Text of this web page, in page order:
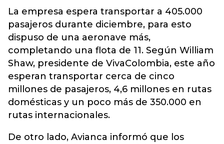
La empresa espera transportar a 405.000
pasajeros durante diciembre, para esto
dispuso de una aeronave más,
completando una flota de 11. Según William
Shaw, presidente de VivaColombia, este año
esperan transportar cerca de cinco
millones de pasajeros, 4,6 millones en rutas
domésticas y un poco más de 350.000 en
rutas internacionales.
De otro lado, Avianca informó que los